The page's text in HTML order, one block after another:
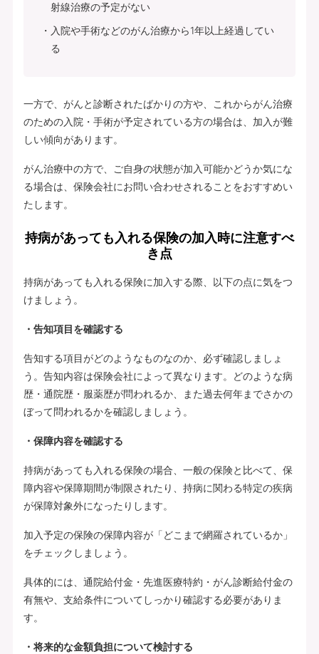
射線治療の予定がない
入院や手術などのがん治療から1年以上経過してい
る
一方で、がんと診断されたばかりの方や、これからがん治療
のための入院・手術が予定されている方の場合は、加入が難
しい傾向があります。
がん治療中の方で、ご自身の状態が加入可能かどうか気にな
る場合は、保険会社にお問い合わせされることをおすすめい
たします。
持病があっても入れる保険の加入時に注意すべ
き点
持病があっても入れる保険に加入する際、以下の点に気をつ
けましょう。
・告知項目を確認する
告知する項目がどのようなものなのか、必ず確認しましょ
う。告知内容は保険会社によって異なります。どのような病
歴・通院歴・服薬歴が問われるか、また過去何年までさかの
ぼって問われるかを確認しましょう。
・保障内容を確認する
持病があっても入れる保険の場合、一般の保険と比べて、保
障内容や保障期間が制限されたり、持病に関わる特定の疾病
が保障対象外になったりします。
加入予定の保険の保障内容が「どこまで網羅されているか」
をチェックしましょう。
具体的には、通院給付金・先進医療特約・がん診断給付金の
有無や、支給条件についてしっかり確認する必要がありま
す。
・将来的な金額負担について検討する